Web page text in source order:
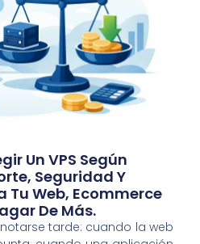
Un VPS Según
Seguridad Y
Tu Web, Ecommerce
De Más.
notarse tarde: cuando la web